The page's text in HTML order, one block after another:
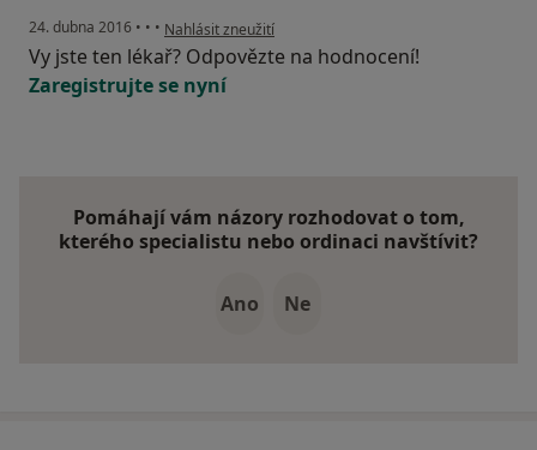
24. dubna 2016 • • • podle názoru uživatele Váš účet byl odstraněn
Nahlásit zneužití
Vy jste ten lékař? Odpovězte na hodnocení!
Zaregistrujte se nyní
Pomáhají vám názory rozhodovat o tom,
kterého specialistu nebo ordinaci navštívit?
Ano Ne